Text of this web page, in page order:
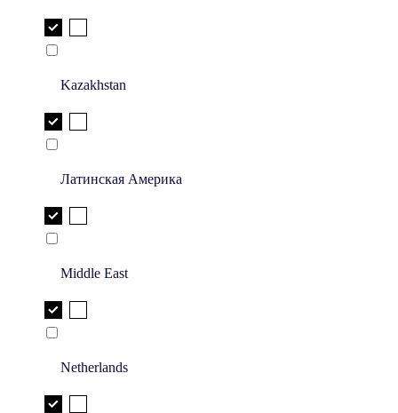
Kazakhstan
Латинская Америка
Middle East
Netherlands